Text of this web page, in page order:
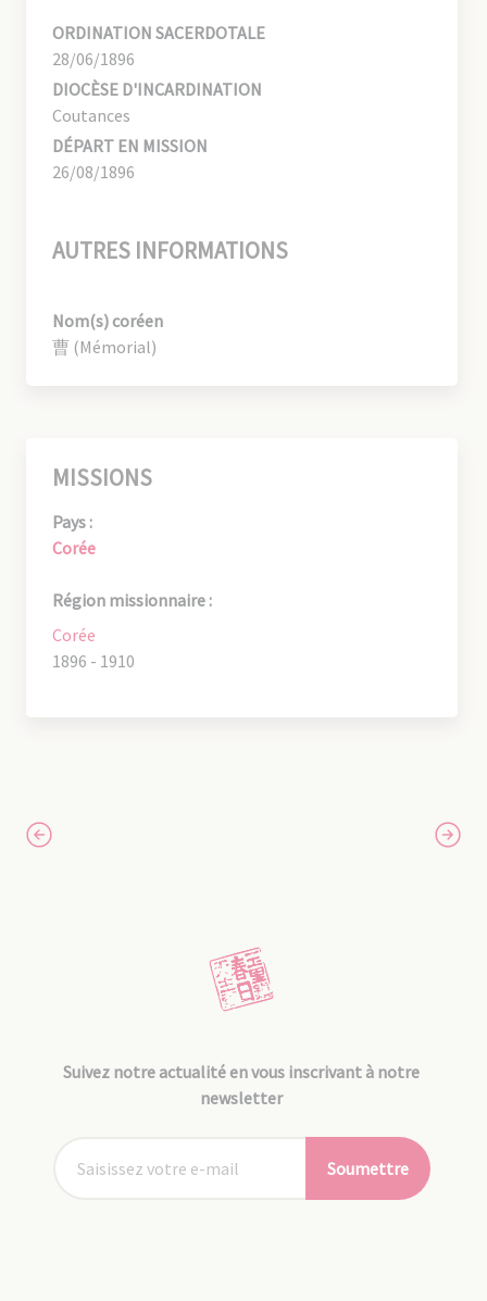
ORDINATION SACERDOTALE
28/06/1896
DIOCÈSE D'INCARDINATION
Coutances
DÉPART EN MISSION
26/08/1896
AUTRES INFORMATIONS
Nom(s) coréen
曹 (Mémorial)
MISSIONS
Pays :
Corée
Région missionnaire :
Corée
1896 - 1910
Suivez notre actualité en vous inscrivant à notre
newsletter
Soumettre